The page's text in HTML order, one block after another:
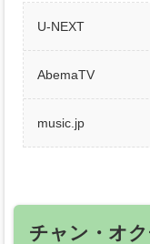
U-NEXT
AbemaTV
music.jp
チャン・オ